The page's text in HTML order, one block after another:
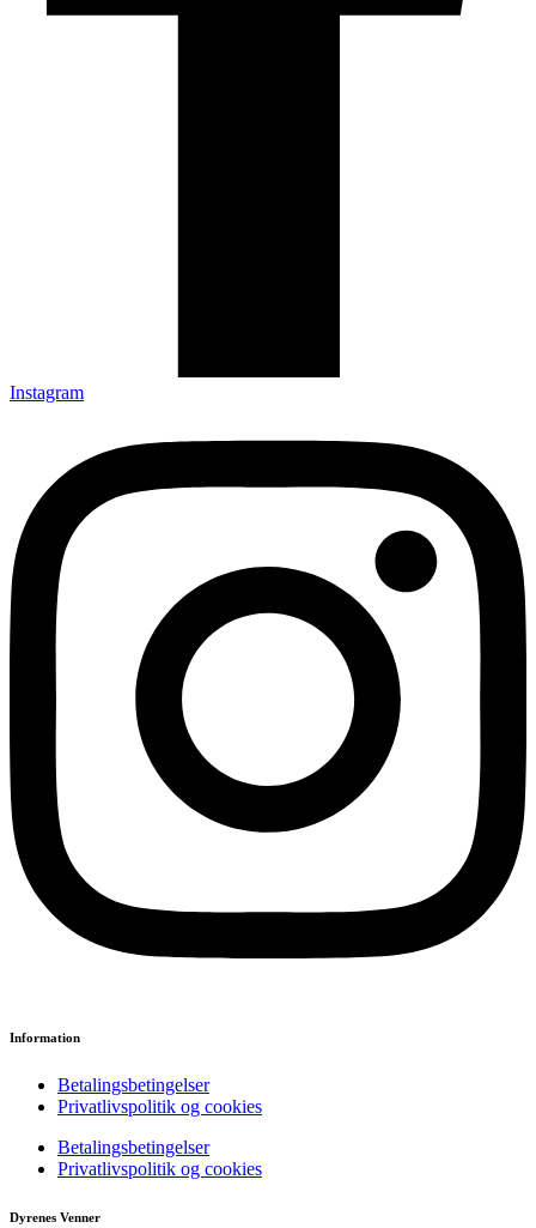
Instagram
Information
Betalingsbetingelser
Privatlivspolitik og cookies
Betalingsbetingelser
Privatlivspolitik og cookies
Dyrenes Venner